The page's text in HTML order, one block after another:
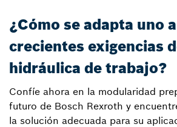
¿Cómo se adapta uno
crecientes exigencias
hidráulica de trabajo?
Confíe ahora en la modularidad
futuro de Bosch Rexroth y
la solución adecuada para su